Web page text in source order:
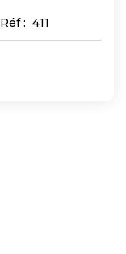
Réf : 411